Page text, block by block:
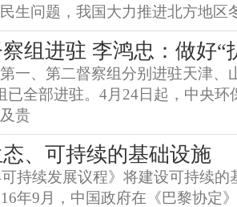
生问题，我国大力推进北方地区
组进驻 李鸿忠：做好“
一、第二督察组分别进驻天津、
已全部进驻。4月24日起，中央
贵
、可持续的基础设施
持续发展议程》将建设可持续的
年9月，中国政府在《巴黎协定